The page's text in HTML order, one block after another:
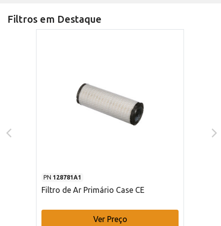
Filtros em Destaque
PN 128781A1
Filtro de Ar Primário Case CE
Ver Preço